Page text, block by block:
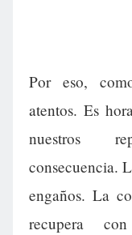
Por eso,
atentos. Es
nuestros
consecuencia.
engaños. La
recupera